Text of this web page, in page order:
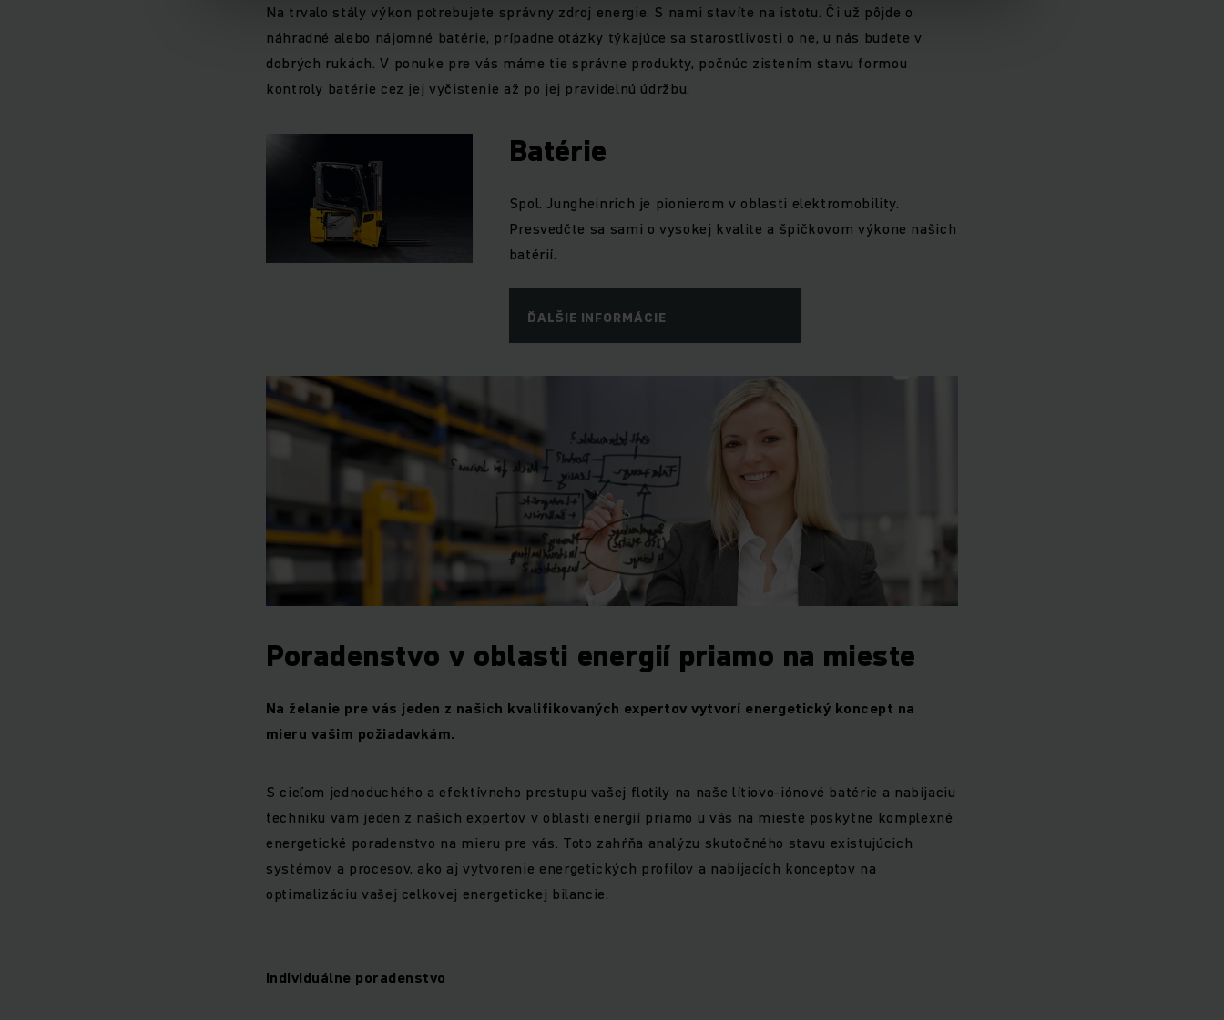
Na trvalo stály výkon potrebujete správny zdroj energie. S nami stavíte na istotu. Či už pôjde o
náhradné alebo nájomné batérie, prípadne otázky týkajúce sa starostlivosti o ne, u nás budete v
dobrých rukách. V ponuke pre vás máme tie správne produkty, počnúc zistením stavu formou
kontroly batérie cez jej vyčistenie až po jej pravidelnú údržbu.
Batérie
Spol. Jungheinrich je pionierom v oblasti elektromobility.
Presvedčte sa sami o vysokej kvalite a špičkovom výkone našich
batérií.
ĎALŠIE INFORMÁCIE
Poradenstvo v oblasti energií priamo na mieste
Na želanie pre vás jeden z našich kvalifikovaných expertov vytvorí energetický koncept na
mieru vašim požiadavkám.
S cieľom jednoduchého a efektívneho prestupu vašej flotily na naše lítiovo-iónové batérie a nabíjaciu
techniku vám jeden z našich expertov v oblasti energií priamo u vás na mieste poskytne komplexné
energetické poradenstvo na mieru pre vás. Toto zahŕňa analýzu skutočného stavu existujúcich
systémov a procesov, ako aj vytvorenie energetických profilov a nabíjacích konceptov na
optimalizáciu vašej celkovej energetickej bilancie.
Individuálne poradenstvo